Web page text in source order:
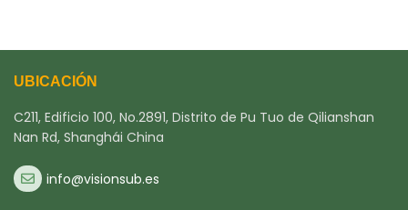
UBICACIÓN
C211, Edificio 100, No.2891, Distrito de Pu Tuo de Qilianshan
Nan Rd, Shanghái China
info@visionsub.es